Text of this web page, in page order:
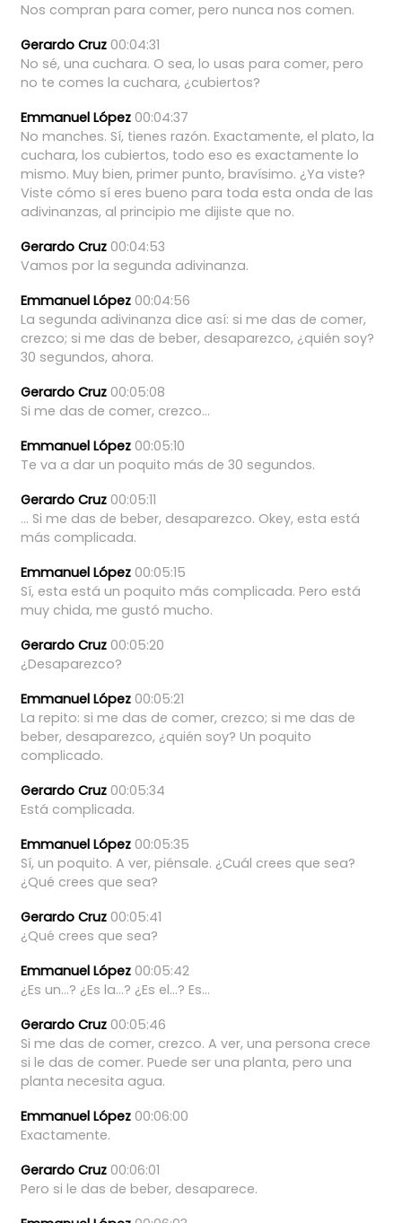
Nos compran para comer, pero nunca nos comen.
Gerardo Cruz 00:04:31
No sé, una cuchara. O sea, lo usas para comer, pero
no te comes la cuchara, ¿cubiertos?
Emmanuel López 00:04:37
No manches. Sí, tienes razón. Exactamente, el plato, la
cuchara, los cubiertos, todo eso es exactamente lo
mismo. Muy bien, primer punto, bravísimo. ¿Ya viste?
Viste cómo sí eres bueno para toda esta onda de las
adivinanzas, al principio me dijiste que no.
Gerardo Cruz 00:04:53
Vamos por la segunda adivinanza.
Emmanuel López 00:04:56
La segunda adivinanza dice así: si me das de comer,
crezco; si me das de beber, desaparezco, ¿quién soy?
30 segundos, ahora.
Gerardo Cruz 00:05:08
Si me das de comer, crezco...
Emmanuel López 00:05:10
Te va a dar un poquito más de 30 segundos.
Gerardo Cruz 00:05:11
... Si me das de beber, desaparezco. Okey, esta está
más complicada.
Emmanuel López 00:05:15
Sí, esta está un poquito más complicada. Pero está
muy chida, me gustó mucho.
Gerardo Cruz 00:05:20
¿Desaparezco?
Emmanuel López 00:05:21
La repito: si me das de comer, crezco; si me das de
beber, desaparezco, ¿quién soy? Un poquito
complicado.
Gerardo Cruz 00:05:34
Está complicada.
Emmanuel López 00:05:35
Sí, un poquito. A ver, piénsale. ¿Cuál crees que sea?
¿Qué crees que sea?
Gerardo Cruz 00:05:41
¿Qué crees que sea?
Emmanuel López 00:05:42
¿Es un...? ¿Es la...? ¿Es el...? Es...
Gerardo Cruz 00:05:46
Si me das de comer, crezco. A ver, una persona crece
si le das de comer. Puede ser una planta, pero una
planta necesita agua.
Emmanuel López 00:06:00
Exactamente.
Gerardo Cruz 00:06:01
Pero si le das de beber, desaparece.